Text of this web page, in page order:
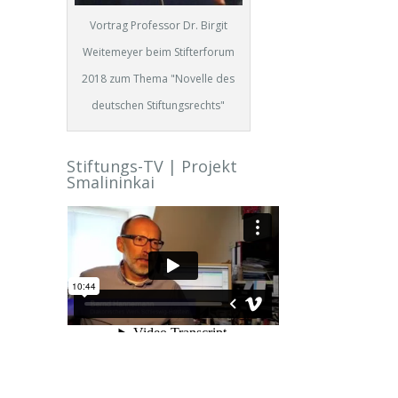
Vortrag Professor Dr. Birgit
Weitemeyer beim Stifterforum
2018 zum Thema "Novelle des
deutschen Stiftungsrechts"
Stiftungs-TV | Projekt
Smalininkai